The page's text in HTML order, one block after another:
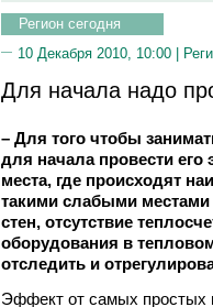
Регион сегодня
10 Декабря 2010, 10:00 |
Для начала надо
– Для того чтобы
для начала провести его
места, где происходят
такими слабыми местами
стен, отсутствие
оборудования в
отследить и
Эффект от самых простых